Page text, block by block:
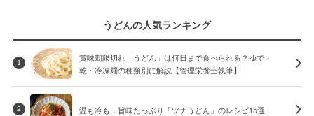
うどんの人気ランキング
1
賞味期限切れ「うどん」は何日まで食べられる？ゆで・
乾・冷凍麺の種類別に解説【管理栄養士執筆】
2 温も冷も！旨味たっぷり「ツナうどん」のレシピ15選